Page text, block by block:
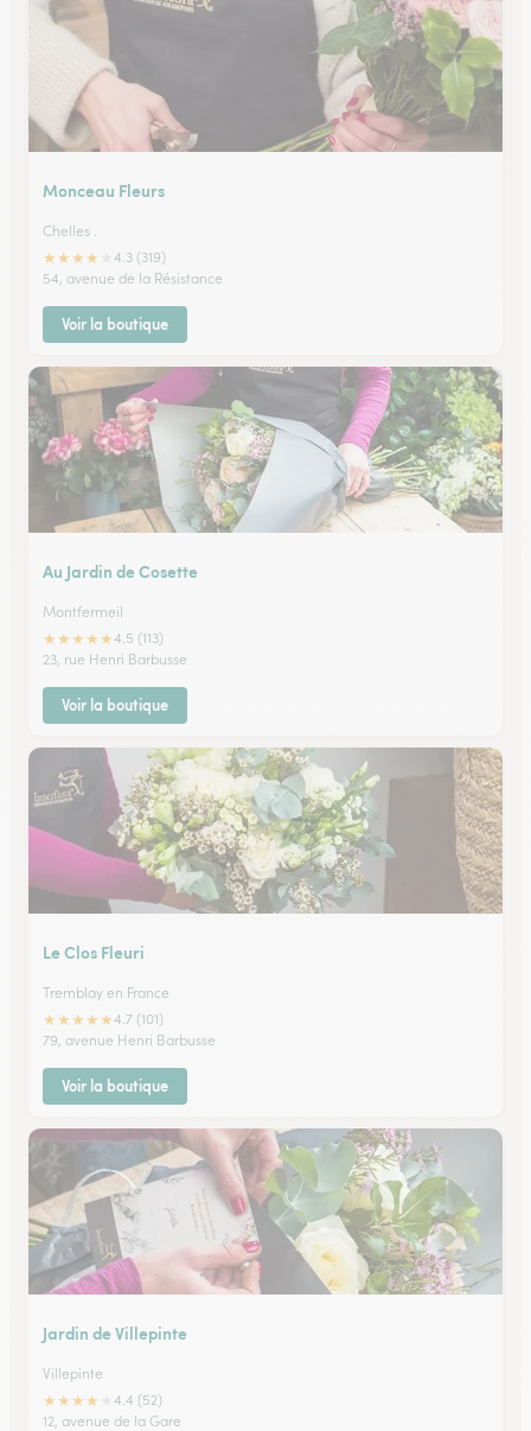
Monceau Fleurs
Chelles .
★★★★
4.3 (319)
54, avenue de la Résistance
Voir la boutique
Au Jardin de Cosette
Montfermeil
★★★★★4.5 (113)
23, rue Henri Barbusse
Voir la boutique
Le Clos Fleuri
Tremblay en France
★★★★★4.7 (101)
79, avenue Henri Barbusse
Voir la boutique
Jardin de Villepinte
Villepinte
★★★★
4.4 (52)
12, avenue de la Gare